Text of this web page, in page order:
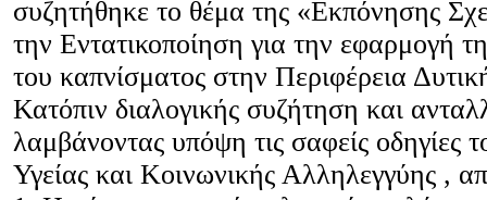
συζητήθηκε το θέμα της «Εκπόνησης
την Εντατικοποίηση για την εφαρμογή
του καπνίσματος στην Περιφέρεια
Κατόπιν διαλογικής συζήτηση και
λαμβάνοντας υπόψη τις σαφείς οδηγίες
Υγείας και Κοινωνικής Αλληλεγγύης ,